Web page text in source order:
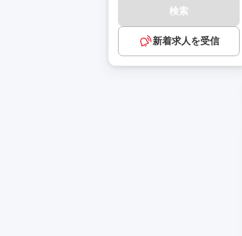
検索
新着求人を受信